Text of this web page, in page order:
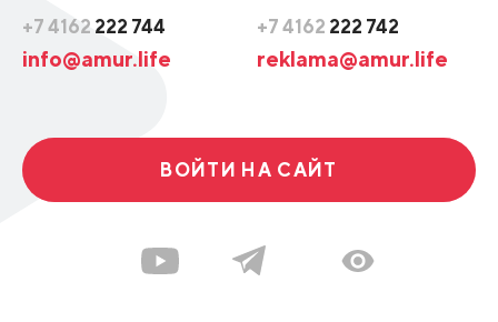
+7 4162 222 744
info@amur.life
+7 4162 222 742
reklama@amur.life
ВОЙТИ НА САЙТ